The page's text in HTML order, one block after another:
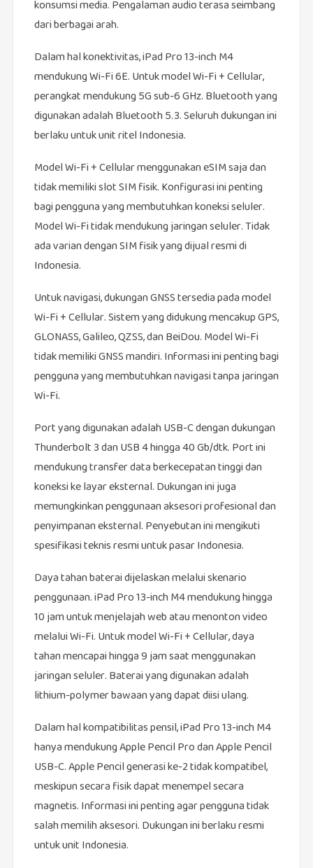
konsumsi media. Pengalaman audio terasa seimbang
dari berbagai arah.
Dalam hal konektivitas, iPad Pro 13-inch M4
mendukung Wi-Fi 6E. Untuk model Wi-Fi + Cellular,
perangkat mendukung 5G sub-6 GHz. Bluetooth yang
digunakan adalah Bluetooth 5.3. Seluruh dukungan ini
berlaku untuk unit ritel Indonesia.
Model Wi-Fi + Cellular menggunakan eSIM saja dan
tidak memiliki slot SIM fisik. Konfigurasi ini penting
bagi pengguna yang membutuhkan koneksi seluler.
Model Wi-Fi tidak mendukung jaringan seluler. Tidak
ada varian dengan SIM fisik yang dijual resmi di
Indonesia.
Untuk navigasi, dukungan GNSS tersedia pada model
Wi-Fi + Cellular. Sistem yang didukung mencakup GPS,
GLONASS, Galileo, QZSS, dan BeiDou. Model Wi-Fi
tidak memiliki GNSS mandiri. Informasi ini penting bagi
pengguna yang membutuhkan navigasi tanpa jaringan
Wi-Fi.
Port yang digunakan adalah USB-C dengan dukungan
Thunderbolt 3 dan USB 4 hingga 40 Gb/dtk. Port ini
mendukung transfer data berkecepatan tinggi dan
koneksi ke layar eksternal. Dukungan ini juga
memungkinkan penggunaan aksesori profesional dan
penyimpanan eksternal. Penyebutan ini mengikuti
spesifikasi teknis resmi untuk pasar Indonesia.
Daya tahan baterai dijelaskan melalui skenario
penggunaan. iPad Pro 13-inch M4 mendukung hingga
10 jam untuk menjelajah web atau menonton video
melalui Wi-Fi. Untuk model Wi-Fi + Cellular, daya
tahan mencapai hingga 9 jam saat menggunakan
jaringan seluler. Baterai yang digunakan adalah
lithium-polymer bawaan yang dapat diisi ulang.
Dalam hal kompatibilitas pensil, iPad Pro 13-inch M4
hanya mendukung Apple Pencil Pro dan Apple Pencil
USB-C. Apple Pencil generasi ke-2 tidak kompatibel,
meskipun secara fisik dapat menempel secara
magnetis. Informasi ini penting agar pengguna tidak
salah memilih aksesori. Dukungan ini berlaku resmi
untuk unit Indonesia.